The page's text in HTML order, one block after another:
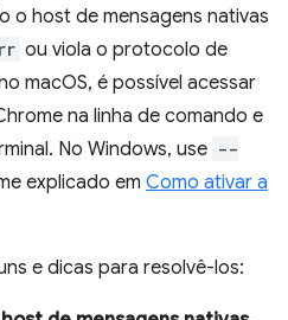
o host de mensagens nativas
ou viola o protocolo de
macOS, é possível acessar
na linha de comando e
No Windows, use --
explicado em Como ativar a
e dicas para resolvê-los: